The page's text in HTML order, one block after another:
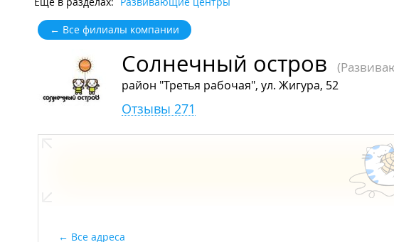
← Все филиалы компании
Солнечный остров
район "Третья рабочая", ул. Жигура, 52
Отзывы 271
Все адреса